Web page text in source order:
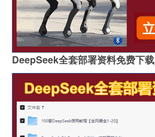
DeepSeek全套部署资料免费下载